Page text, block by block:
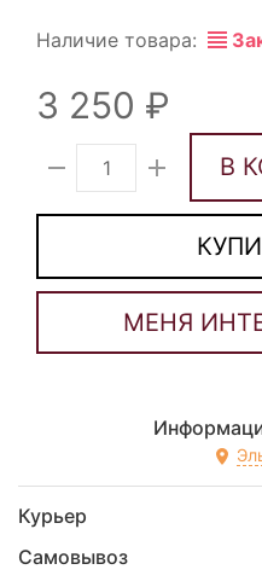
Наличие товара:
3 250
В
Курьер
Самовывоз